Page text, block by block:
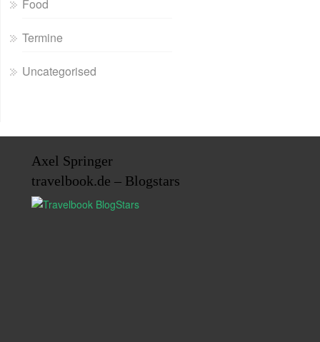
Food
Termine
Uncategorised
Axel Springer
travelbook.de – Blogstars